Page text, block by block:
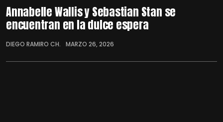
Annabelle Wallis y Sebastian Stan se
encuentran en la dulce espera
DIEGO RAMIRO CH. MARZO 26, 2026